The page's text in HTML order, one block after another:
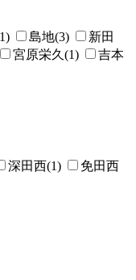
島地(3)
新田
宮原栄久(1)
吉本
深田西(1)
免田西